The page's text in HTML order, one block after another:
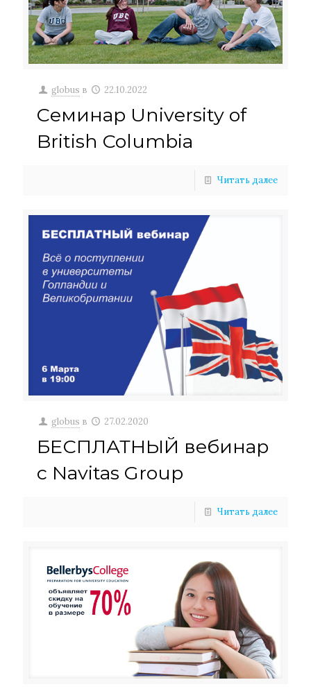
globus в 22.10.2022
Cеминар University of
British Columbia
Читать далее
globus в 27.02.2020
БЕСПЛАТНЫЙ вебинар
с Navitas Group
Читать далее